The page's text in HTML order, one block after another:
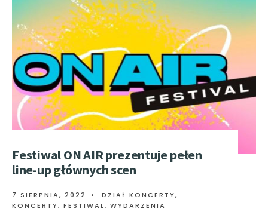
Festiwal ON AIR prezentuje pełen
line-up głównych scen
7 SIERPNIA, 2022 • DZIAŁ KONCERTY,
KONCERTY, FESTIWAL, WYDARZENIA